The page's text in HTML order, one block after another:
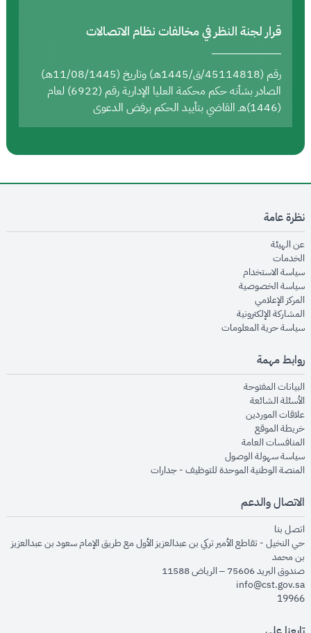
قرار لجنة النظر في مخالفات نظام الاتصالات
رقم (45114818/ق/1445هـ) وتاريخ (11/08/1445هـ)
الصادر بشأنه حكم محكمة العليا الإدارية رقم (6922) لعام
(1446)هـ القاضي بتأييد الحكم برفض الدعوى
نظرة عامة
عن الهيئةopens in new window
الخدماتopens in new window
سياسة الاستخدام
سياسة الخصوصيةopens in new window
المركز الإعلاميopens in new window
المشاركة الإلكترونيةopens in new window
سياسة حرية المعلوماتopens in new window
روابط مهمة
البيانات المفتوحةopens in new window
الأسئلة الشائعةopens in new window
علاقات الموردينopens in new window
خريطة الموقعopens in new window
المنافسات العامةopens in new window
سياسة سهولة الوصولopens in new window
المنصة الوطنية الموحدة للتوظيف - جداراتopens in new window
الاتصال والدعم
اتصل بنا
حي النخيل - تقاطع الأمير تركي بن عبدالعزيز الأول مع طريق الإمام سعود بن عبدالعزيز
بن محمد
صندوق البريد 75606 – الرياض 11588
info@cst.gov.sa
19966